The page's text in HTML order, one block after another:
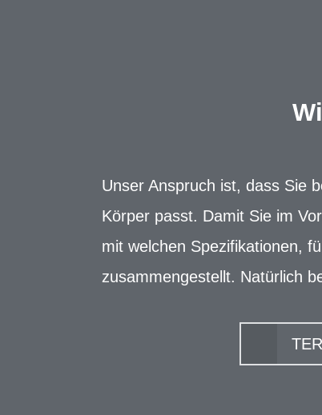
Unser Anspruch ist, dass Sie
Körper passt. Damit Sie im
mit welchen Spezifikationen,
zusammengestellt. Natürlich